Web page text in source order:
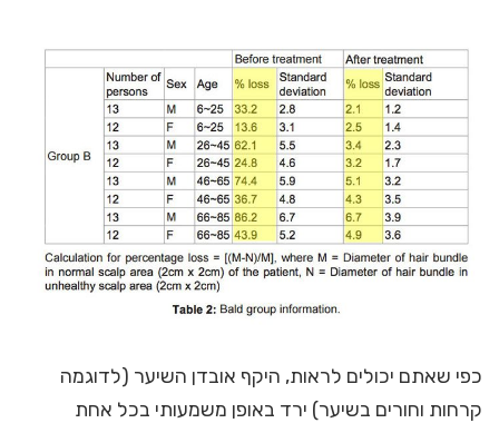
כפי שאתם יכולים לראות, היקף אובדן השיער (לדוגמה
קרחות וחורים בשיער) ירד באופן משמעותי בכל אחת